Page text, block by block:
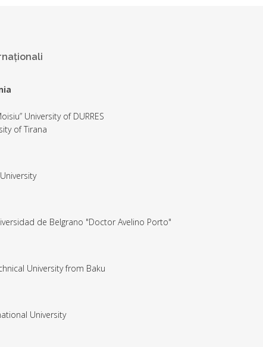
University of DURRES
of Tirana
de Belgrano "Doctor Avelino Porto"
University from Baku
University